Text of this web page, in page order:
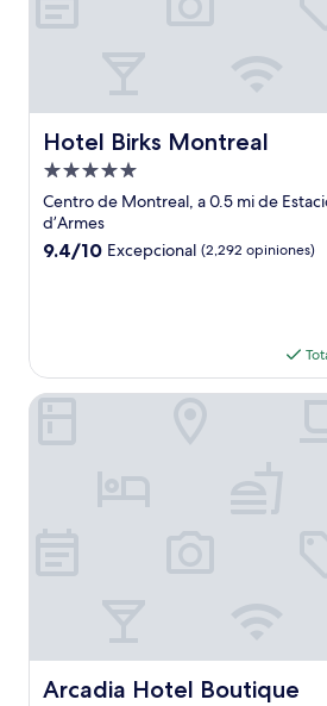
Hotel Birks Montreal
Hotel Birks Montreal
Propiedad
de
5.0
estrellas
Centro de Montreal, a 0.5 mi de
d’Armes
9.4
9.4/10 Excepcional (2,292 opiniones)
Arcadia Hotel Boutique
Arcadia Hotel Boutique
Arcadia Hotel Boutique